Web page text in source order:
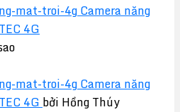
Camera năng
4G
Camera năng
4G bởi Hồng Thúy